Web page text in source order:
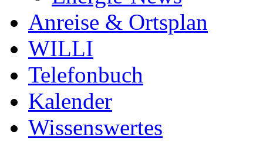
Anreise & Ortsplan
WILLI
Telefonbuch
Kalender
Wissenswertes